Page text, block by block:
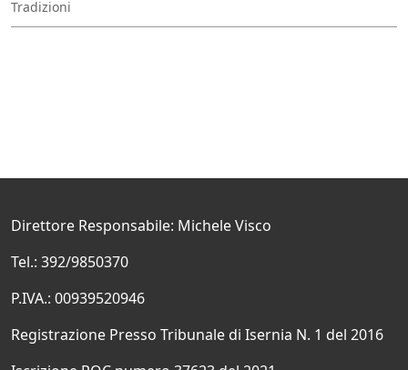
Tradizioni
Direttore Responsabile: Michele Visco
Tel.: 392/9850370
P.IVA.: 00939520946
Registrazione Presso Tribunale di Isernia N. 1 del 2016